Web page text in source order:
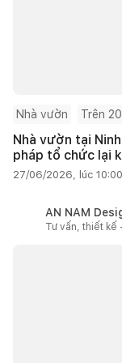
Nhà vườn Trên
Nhà vườn tại
pháp tổ chức lại
27/06/2026, lúc 10:00
AN NAM
Tư vấn, thiết kế